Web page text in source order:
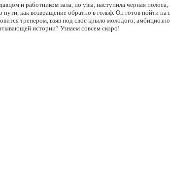
и работником зала, но увы, наступила черная полоса,
как возвращение обратно в гольф. Он готов пойти
тренером, взяв под своё крыло молодого,
истории? Узнаем совсем скоро!